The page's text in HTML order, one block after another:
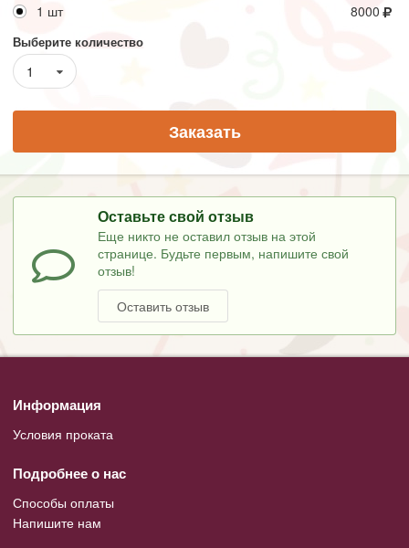
1 шт 8000
Выберите количество
1
Заказать
Оставьте свой отзыв
Еще никто не оставил отзыв на этой
странице. Будьте первым, напишите свой
отзыв!
Оставить отзыв
Информация
Условия проката
Подробнее о нас
Способы оплаты
Напишите нам